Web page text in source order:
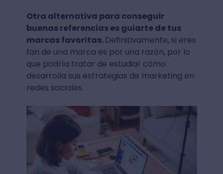
Otra alternativa para conseguir
buenas referencias es guiarte de tus
marcas favoritas. Definitivamente, si eres
fan de una marca es por una razón, por lo
que podría tratar de estudiar cómo
desarrolla sus estrategias de marketing en
redes sociales.